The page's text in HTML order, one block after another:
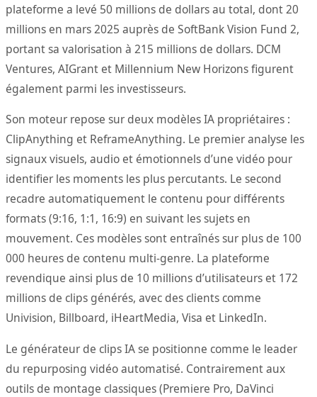
plateforme a levé 50 millions de dollars au total, dont 20
millions en mars 2025 auprès de SoftBank Vision Fund 2,
portant sa valorisation à 215 millions de dollars. DCM
Ventures, AIGrant et Millennium New Horizons figurent
également parmi les investisseurs.
Son moteur repose sur deux modèles IA propriétaires :
ClipAnything et ReframeAnything. Le premier analyse les
signaux visuels, audio et émotionnels d’une vidéo pour
identifier les moments les plus percutants. Le second
recadre automatiquement le contenu pour différents
formats (9:16, 1:1, 16:9) en suivant les sujets en
mouvement. Ces modèles sont entraînés sur plus de 100
000 heures de contenu multi-genre. La plateforme
revendique ainsi plus de 10 millions d’utilisateurs et 172
millions de clips générés, avec des clients comme
Univision, Billboard, iHeartMedia, Visa et LinkedIn.
Le générateur de clips IA se positionne comme le leader
du repurposing vidéo automatisé. Contrairement aux
outils de montage classiques (Premiere Pro, DaVinci